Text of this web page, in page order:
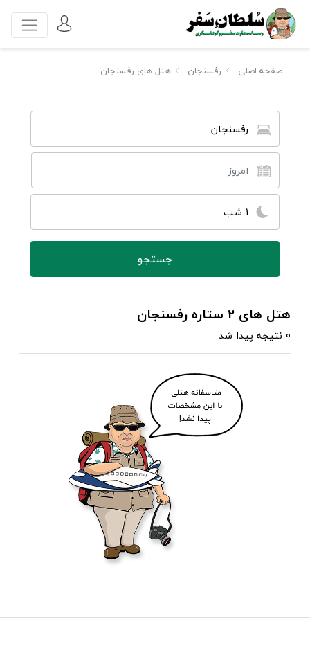
صفحه اصلی رفسنجان هتل های رفسنجان
رفسنجان
1 شب
هتل های 2 ستاره رفسنجان
0 نتیجه پیدا شد